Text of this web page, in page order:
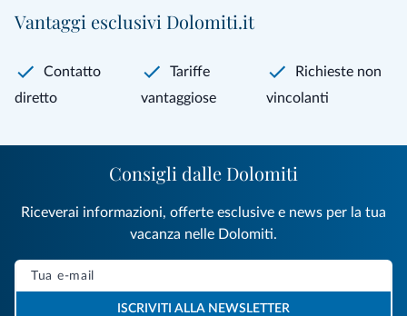
Vantaggi esclusivi Dolomiti.it
Contatto
diretto
Tariffe
vantaggiose
Richieste non
vincolanti
Consigli dalle Dolomiti
Riceverai informazioni, offerte esclusive e news per la tua
vacanza nelle Dolomiti.
ISCRIVITI ALLA NEWSLETTER